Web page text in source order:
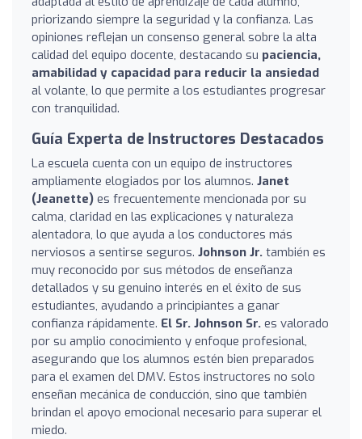
priorizando siempre la seguridad y la confianza. Las
opiniones reflejan un consenso general sobre la alta
calidad del equipo docente, destacando su paciencia,
amabilidad y capacidad para reducir la ansiedad
al volante, lo que permite a los estudiantes progresar
con tranquilidad.
Guía Experta de Instructores Destacados
La escuela cuenta con un equipo de instructores
ampliamente elogiados por los alumnos. Janet
(Jeanette) es frecuentemente mencionada por su
calma, claridad en las explicaciones y naturaleza
alentadora, lo que ayuda a los conductores más
nerviosos a sentirse seguros. Johnson Jr. también es
muy reconocido por sus métodos de enseñanza
detallados y su genuino interés en el éxito de sus
estudiantes, ayudando a principiantes a ganar
confianza rápidamente. El Sr. Johnson Sr. es valorado
por su amplio conocimiento y enfoque profesional,
asegurando que los alumnos estén bien preparados
para el examen del DMV. Estos instructores no solo
enseñan mecánica de conducción, sino que también
brindan el apoyo emocional necesario para superar el
miedo.